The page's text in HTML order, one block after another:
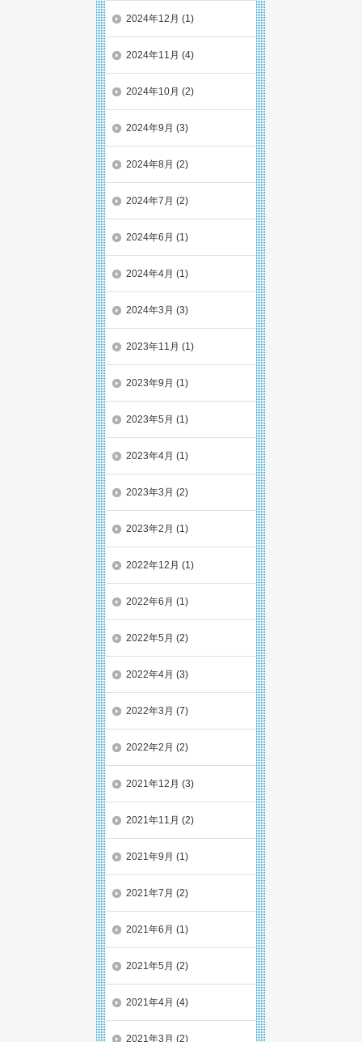
2024年12月 (1)
2024年11月 (4)
2024年10月 (2)
2024年9月 (3)
2024年8月 (2)
2024年7月 (2)
2024年6月 (1)
2024年4月 (1)
2024年3月 (3)
2023年11月 (1)
2023年9月 (1)
2023年5月 (1)
2023年4月 (1)
2023年3月 (2)
2023年2月 (1)
2022年12月 (1)
2022年6月 (1)
2022年5月 (2)
2022年4月 (3)
2022年3月 (7)
2022年2月 (2)
2021年12月 (3)
2021年11月 (2)
2021年9月 (1)
2021年7月 (2)
2021年6月 (1)
2021年5月 (2)
2021年4月 (4)
2021年3月 (2)